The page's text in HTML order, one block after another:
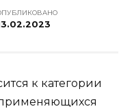
к категории